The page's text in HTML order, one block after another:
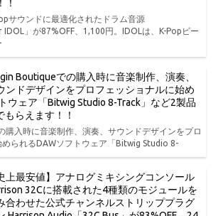
！
サウンドに最適化されたドラム音源
」が87%OFF、1,100円。IDOLは、K-Popビー
Boutiqueでの購入時に音楽制作、演奏、
ンドデザインをプロフェッショナルに始め
ウェア「Bitwig Studio 8-Track」など2製品
らえます！！
入時に音楽制作、演奏、サウンドデザインをプロ
められるDAWソフトウェア「Bitwig Studio 8-
上最安値】アナログミキシングコンソール
32Cに搭載された4種類のモジュールを
合わせた公式チャンネルストリッププラグ